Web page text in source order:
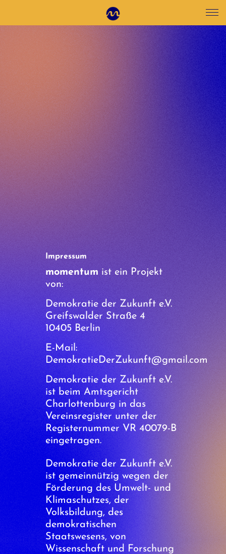
Impressum
momentum ist ein Projekt
von:
Demokratie der Zukunft e.V.
Greifswalder Straße 4
10405 Berlin
E-Mail:
DemokratieDerZukunft@gmail.com
Demokratie der Zukunft e.V.
ist beim Amtsgericht
Charlottenburg in das
Vereinsregister unter der
Registernummer VR 40079-B
eingetragen.
Demokratie der Zukunft e.V.
ist gemeinnützig wegen der
Förderung des Umwelt- und
Klimaschutzes, der
Volksbildung, des
demokratischen
Staatswesens, von
Wissenschaft und Forschung